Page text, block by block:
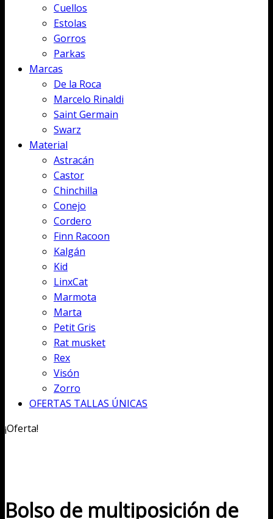
Cuellos
Estolas
Gorros
Parkas
Marcas
De la Roca
Marcelo Rinaldi
Saint Germain
Swarz
Material
Astracán
Castor
Chinchilla
Conejo
Cordero
Finn Racoon
Kalgán
Kid
LinxCat
Marmota
Marta
Petit Gris
Rat musket
Rex
Visón
Zorro
OFERTAS TALLAS ÚNICAS
¡Oferta!
Bolso de multiposición de